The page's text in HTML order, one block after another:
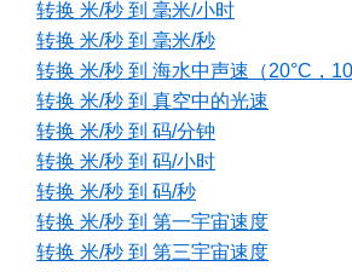
转换 米/秒 到 毫米/小时
转换 米/秒 到 毫米/秒
转换 米/秒 到 海水中声速（20°C，10
转换 米/秒 到 真空中的光速
转换 米/秒 到 码/分钟
转换 米/秒 到 码/小时
转换 米/秒 到 码/秒
转换 米/秒 到 第一宇宙速度
转换 米/秒 到 第三宇宙速度